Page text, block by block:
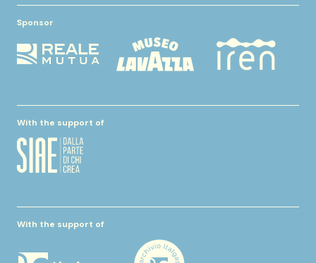
Sponsor
With the support of
With the support of